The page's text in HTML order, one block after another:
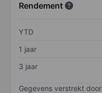
Rendement
YTD
1 jaar
3 jaar
Gegevens verstrekt door